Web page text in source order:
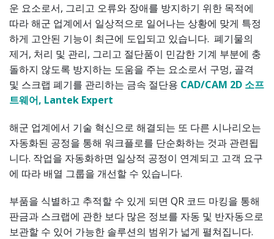
운 요소로서, 그리고 오류와 장애를 방지하기 위한 목적에
따라 해군 업계에서 일상적으로 일어나는 상황에 맞게 특정
하게 고안된 기능이 최근에 도입되고 있습니다. 폐기물의
제거, 처리 및 관리, 그리고 절단품이 민감한 기계 부분에 충
돌하지 않도록 방지하는 도움을 주는 요소로서 구멍, 골격
및 스크랩 폐기를 관리하는 금속 절단용 CAD/CAM 2D 소프
트웨어, Lantek Expert
해군 업계에서 기술 혁신으로 해결되는 또 다른 시나리오는
자동화된 공정을 통해 워크플로를 단순화하는 것과 관련됩
니다. 작업을 자동화하면 일상적 공정이 연계되고 고객 요구
에 따라 배열 그룹을 개선할 수 있습니다.
부품을 식별하고 추적할 수 있게 되면 QR 코드 마킹을 통해
판금과 스크랩에 관한 보다 많은 정보를 자동 및 반자동으로
보관할 수 있어 가능한 솔루션의 범위가 넓게 펼쳐집니다.